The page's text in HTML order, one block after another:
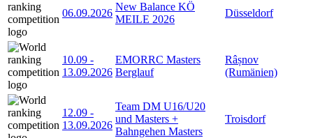
06.09.2026
New Balance KÖ
MEILE 2026
Düsseldorf
10.09 -
13.09.2026
EMORRC Masters
Berglauf
Râșnov
(Rumänien)
12.09 -
13.09.2026
Team DM U16/U20
und Masters +
Bahngehen Masters
Troisdorf